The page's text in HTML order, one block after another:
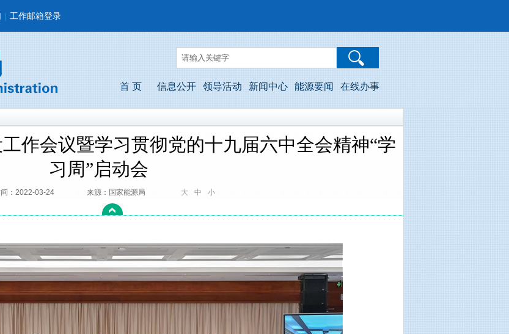
| 工作邮箱登录
首 页 信息公开 领导活动 新闻中心 能源要闻 在线办事
作会议暨学习贯彻党的十九届六中全会精神“学
习周”启动会
：2022-03-24 来源：国家能源局 大 中 小